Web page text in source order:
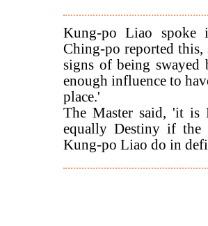
Kung-po Liao
Ching-po reported
signs of being
enough influence to
place.'
The Master said, 'it
equally Destiny if the
Kung-po Liao do in